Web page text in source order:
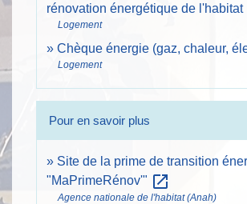
rénovation énergétique de l'habitat
Logement
Chèque énergie (gaz, chaleur,
Logement
Pour en savoir plus
Site de la prime de transition
"MaPrimeRénov'" open_in_new
Agence nationale de l'habitat (Anah)